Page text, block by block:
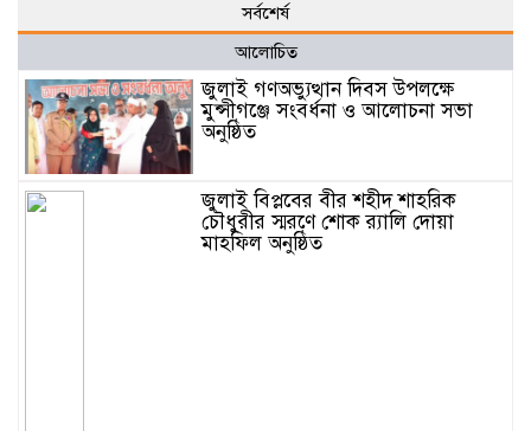
সর্বশের্ষ
আলোচিত
জুলাই গণঅভ্যুত্থান দিবস উপলক্ষে
মুন্সীগঞ্জে সংবর্ধনা ও আলোচনা সভা
অনুষ্ঠিত
জুলাই বিপ্লবের বীর শহীদ শাহরিক
চৌধুরীর স্মরণে শোক র‍্যালি দোয়া
মাহফিল অনুষ্ঠিত